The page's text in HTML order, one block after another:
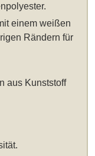
einem weißen
Rändern für
aus Kunststoff